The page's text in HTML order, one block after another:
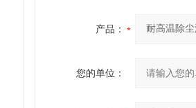
产品：
您的单位：